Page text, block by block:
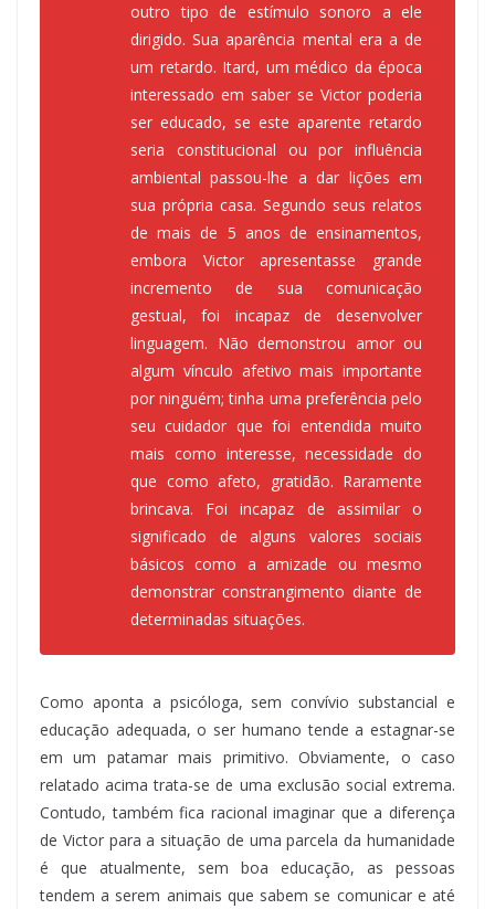
outro tipo de estímulo sonoro a ele
dirigido. Sua aparência mental era a de
um retardo. Itard, um médico da época
interessado em saber se Victor poderia
ser educado, se este aparente retardo
seria constitucional ou por influência
ambiental passou-lhe a dar lições em
sua própria casa. Segundo seus relatos
de mais de 5 anos de ensinamentos,
embora Victor apresentasse grande
incremento de sua comunicação
gestual, foi incapaz de desenvolver
linguagem. Não demonstrou amor ou
algum vínculo afetivo mais importante
por ninguém; tinha uma preferência pelo
seu cuidador que foi entendida muito
mais como interesse, necessidade do
que como afeto, gratidão. Raramente
brincava. Foi incapaz de assimilar o
significado de alguns valores sociais
básicos como a amizade ou mesmo
demonstrar constrangimento diante de
determinadas situações.
Como aponta a psicóloga, sem convívio substancial e
educação adequada, o ser humano tende a estagnar-se
em um patamar mais primitivo. Obviamente, o caso
relatado acima trata-se de uma exclusão social extrema.
Contudo, também fica racional imaginar que a diferença
de Victor para a situação de uma parcela da humanidade
é que atualmente, sem boa educação, as pessoas
tendem a serem animais que sabem se comunicar e até